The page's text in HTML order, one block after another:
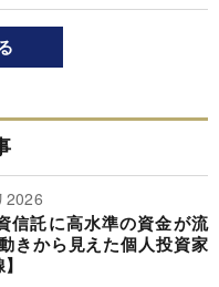
2026
信託に高水準の資金が流
きから見えた個人投資家